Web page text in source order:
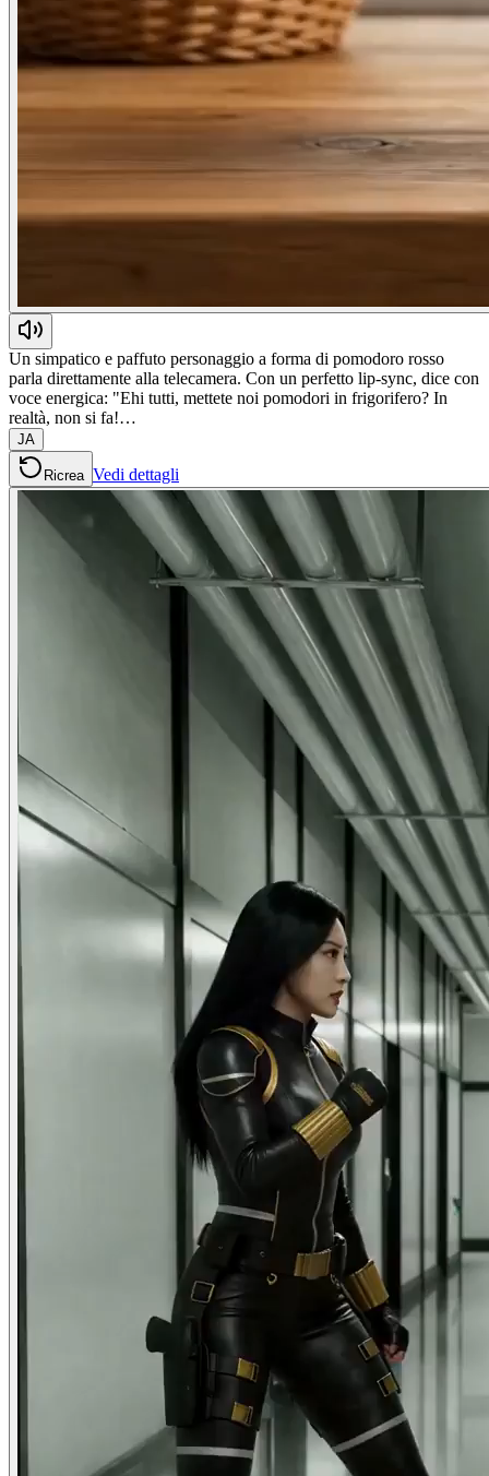
Un simpatico e paffuto personaggio a forma di pomodoro rosso
parla direttamente alla telecamera. Con un perfetto lip-sync, dice con
voce energica: "Ehi tutti, mettete noi pomodori in frigorifero? In
realtà, non si fa!…
JA
Ricrea Vedi dettagli